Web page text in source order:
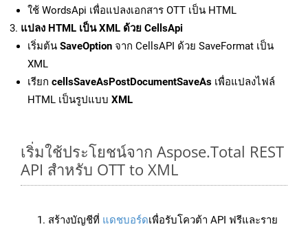
ใช้ WordsApi เพื่อแปลงเอกสาร OTT เป็น HTML
แปลง HTML เป็น XML ด้วย CellsApi
เริ่มต้น SaveOption จาก CellsAPI ด้วย SaveFormat เป็น
XML
เรียก cellsSaveAsPostDocumentSaveAs เพื่อแปลงไฟล์
HTML เป็นรูปแบบ XML
เริ่มใช้ประโยชน์จาก Aspose.Total REST
API สำหรับ OTT to XML
สร้างบัญชีที่ แดชบอร์ดเพื่อรับโควต้า API ฟรีและราย